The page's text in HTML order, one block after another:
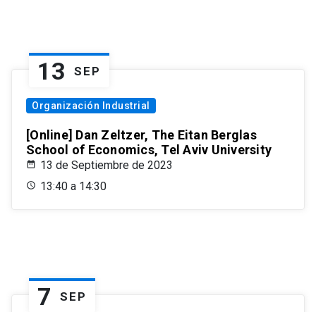
13 SEP
Organización Industrial
[Online] Dan Zeltzer, The Eitan Berglas
School of Economics, Tel Aviv University
13 de Septiembre de 2023
13:40 a 14:30
7 SEP